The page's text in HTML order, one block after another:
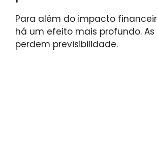
Para além do impacto
há um efeito mais profundo.
perdem previsibilidade.